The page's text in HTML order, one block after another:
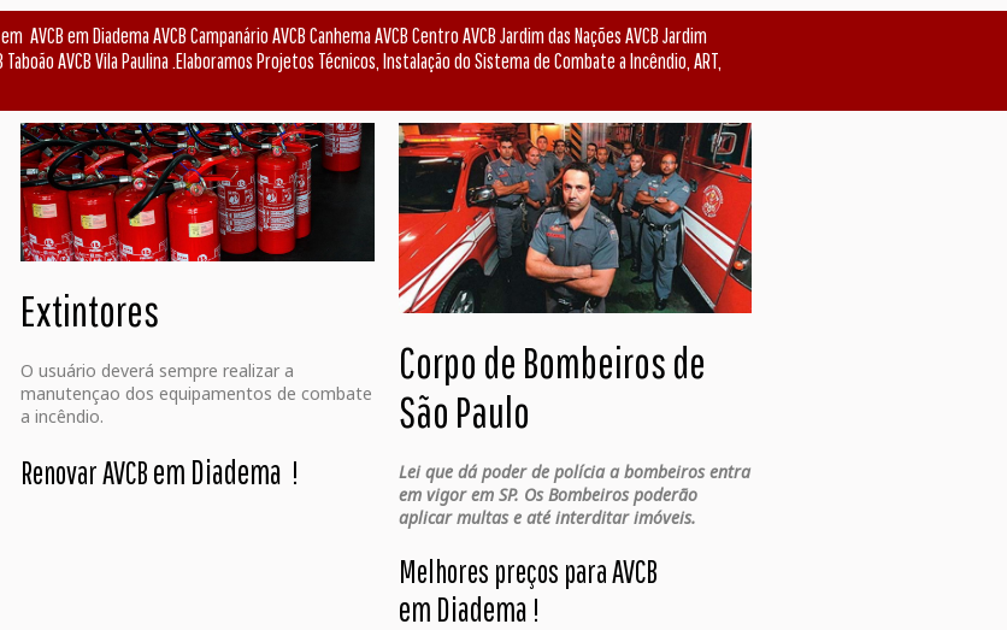
AVCB em Diadema AVCB Campanário AVCB Canhema AVCB Centro AVCB Jardim das Nações AVCB Jardim
Taboão AVCB Vila Paulina .Elaboramos Projetos Técnicos, Instalação do Sistema de Combate a Incêndio, ART,
Extintores
O usuário deverá sempre realizar a
manutençao dos equipamentos de combate
a incêndio.
Renovar AVCB em Diadema !
Corpo de Bombeiros de
São Paulo
Lei que dá poder de polícia a bombeiros entra
em vigor em SP. Os Bombeiros poderão
aplicar multas e até interditar imóveis.
Melhores preços para AVCB
em Diadema !